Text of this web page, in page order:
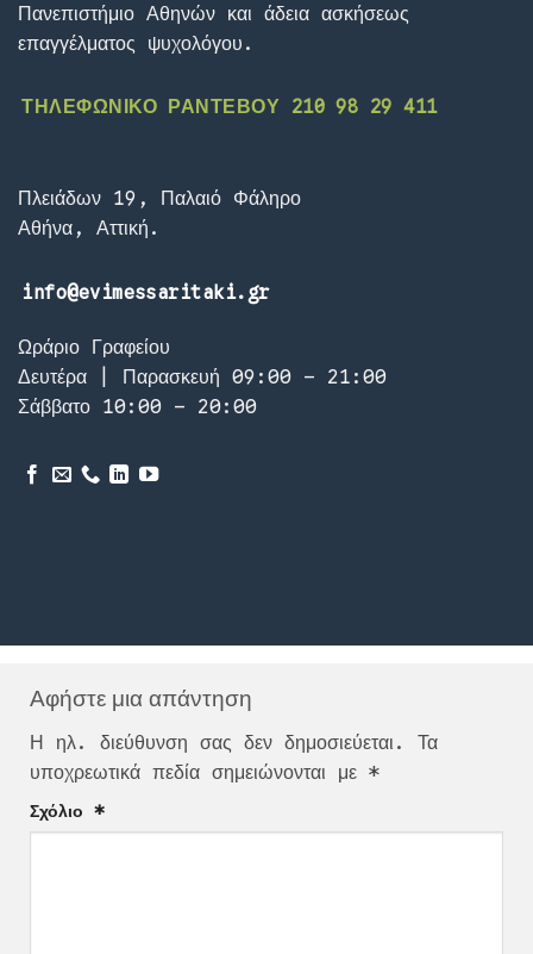
Πανεπιστήμιο Αθηνών και άδεια ασκήσεως
επαγγέλματος ψυχολόγου.
ΤΗΛΕΦΩΝΙΚΟ ΡΑΝΤΕΒΟΥ 210 98 29 411
Πλειάδων 19, Παλαιό Φάληρο
Αθήνα, Αττική.
info@evimessaritaki.gr
Ωράριο Γραφείου
Δευτέρα | Παρασκευή 09:00 – 21:00
Σάββατο 10:00 – 20:00
Αφήστε μια απάντηση
Η ηλ. διεύθυνση σας δεν δημοσιεύεται.
Τα
υποχρεωτικά πεδία σημειώνονται με *
Σχόλιο *